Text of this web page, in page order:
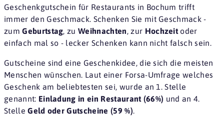
Geschenkgutschein für Restaurants in Bochum trifft
immer den Geschmack. Schenken Sie mit Geschmack -
zumGeburtstag, zuWeihnachten, zur Hochzeitoder
einfach mal so - lecker Schenken kann nicht falsch sein.
Gutscheine sind eine Geschenkidee, die sich die meisten
Menschen wünschen. Laut einer Forsa-Umfrage welches
Geschenk am beliebtesten sei, wurde an 1. Stelle
genannt: Einladung in ein Restaurant (66%) und an 4.
StelleGeld oder Gutscheine (59 %).